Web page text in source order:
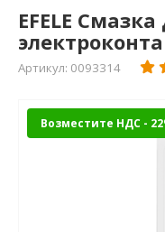
EFELE
Артикул: 0093314
Возместите НДС -